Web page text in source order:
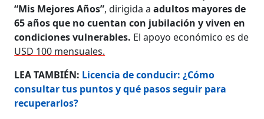
“Mis Mejores Años”, dirigida aadultos mayores de
65 años que no cuentan con jubilación y viven en
condiciones vulnerables. El apoyo económico es de
USD 100 mensuales.
LEA TAMBIÉN: Licencia de conducir: ¿Cómo
consultar tus puntos y qué pasos seguir para
recuperarlos?